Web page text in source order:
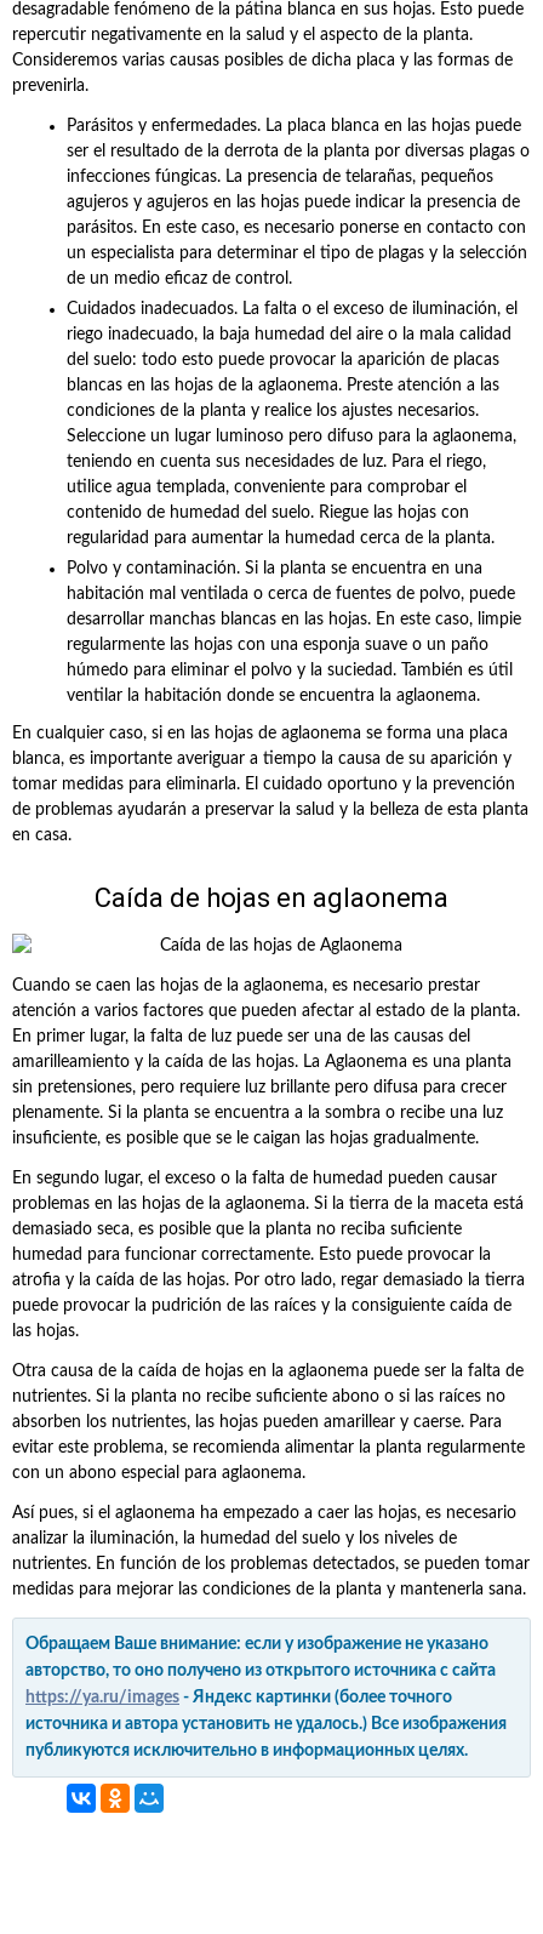
desagradable fenómeno de la pátina blanca en sus hojas. Esto puede
repercutir negativamente en la salud y el aspecto de la planta.
Consideremos varias causas posibles de dicha placa y las formas de
prevenirla.
Parásitos y enfermedades. La placa blanca en las hojas puede
ser el resultado de la derrota de la planta por diversas plagas o
infecciones fúngicas. La presencia de telarañas, pequeños
agujeros y agujeros en las hojas puede indicar la presencia de
parásitos. En este caso, es necesario ponerse en contacto con
un especialista para determinar el tipo de plagas y la selección
de un medio eficaz de control.
Cuidados inadecuados. La falta o el exceso de iluminación, el
riego inadecuado, la baja humedad del aire o la mala calidad
del suelo: todo esto puede provocar la aparición de placas
blancas en las hojas de la aglaonema. Preste atención a las
condiciones de la planta y realice los ajustes necesarios.
Seleccione un lugar luminoso pero difuso para la aglaonema,
teniendo en cuenta sus necesidades de luz. Para el riego,
utilice agua templada, conveniente para comprobar el
contenido de humedad del suelo. Riegue las hojas con
regularidad para aumentar la humedad cerca de la planta.
Polvo y contaminación. Si la planta se encuentra en una
habitación mal ventilada o cerca de fuentes de polvo, puede
desarrollar manchas blancas en las hojas. En este caso, limpie
regularmente las hojas con una esponja suave o un paño
húmedo para eliminar el polvo y la suciedad. También es útil
ventilar la habitación donde se encuentra la aglaonema.
En cualquier caso, si en las hojas de aglaonema se forma una placa
blanca, es importante averiguar a tiempo la causa de su aparición y
tomar medidas para eliminarla. El cuidado oportuno y la prevención
de problemas ayudarán a preservar la salud y la belleza de esta planta
en casa.
Caída de hojas en aglaonema
Cuando se caen las hojas de la aglaonema, es necesario prestar
atención a varios factores que pueden afectar al estado de la planta.
En primer lugar, la falta de luz puede ser una de las causas del
amarilleamiento y la caída de las hojas. La Aglaonema es una planta
sin pretensiones, pero requiere luz brillante pero difusa para crecer
plenamente. Si la planta se encuentra a la sombra o recibe una luz
insuficiente, es posible que se le caigan las hojas gradualmente.
En segundo lugar, el exceso o la falta de humedad pueden causar
problemas en las hojas de la aglaonema. Si la tierra de la maceta está
demasiado seca, es posible que la planta no reciba suficiente
humedad para funcionar correctamente. Esto puede provocar la
atrofia y la caída de las hojas. Por otro lado, regar demasiado la tierra
puede provocar la pudrición de las raíces y la consiguiente caída de
las hojas.
Otra causa de la caída de hojas en la aglaonema puede ser la falta de
nutrientes. Si la planta no recibe suficiente abono o si las raíces no
absorben los nutrientes, las hojas pueden amarillear y caerse. Para
evitar este problema, se recomienda alimentar la planta regularmente
con un abono especial para aglaonema.
Así pues, si el aglaonema ha empezado a caer las hojas, es necesario
analizar la iluminación, la humedad del suelo y los niveles de
nutrientes. En función de los problemas detectados, se pueden tomar
medidas para mejorar las condiciones de la planta y mantenerla sana.
Обращаем Ваше внимание: если у изображение не указано
авторство, то оно получено из открытого источника с сайта
https://ya.ru/images - Яндекс картинки (более точного
источника и автора установить не удалось.) Все изображения
публикуются исключительно в информационных целях.